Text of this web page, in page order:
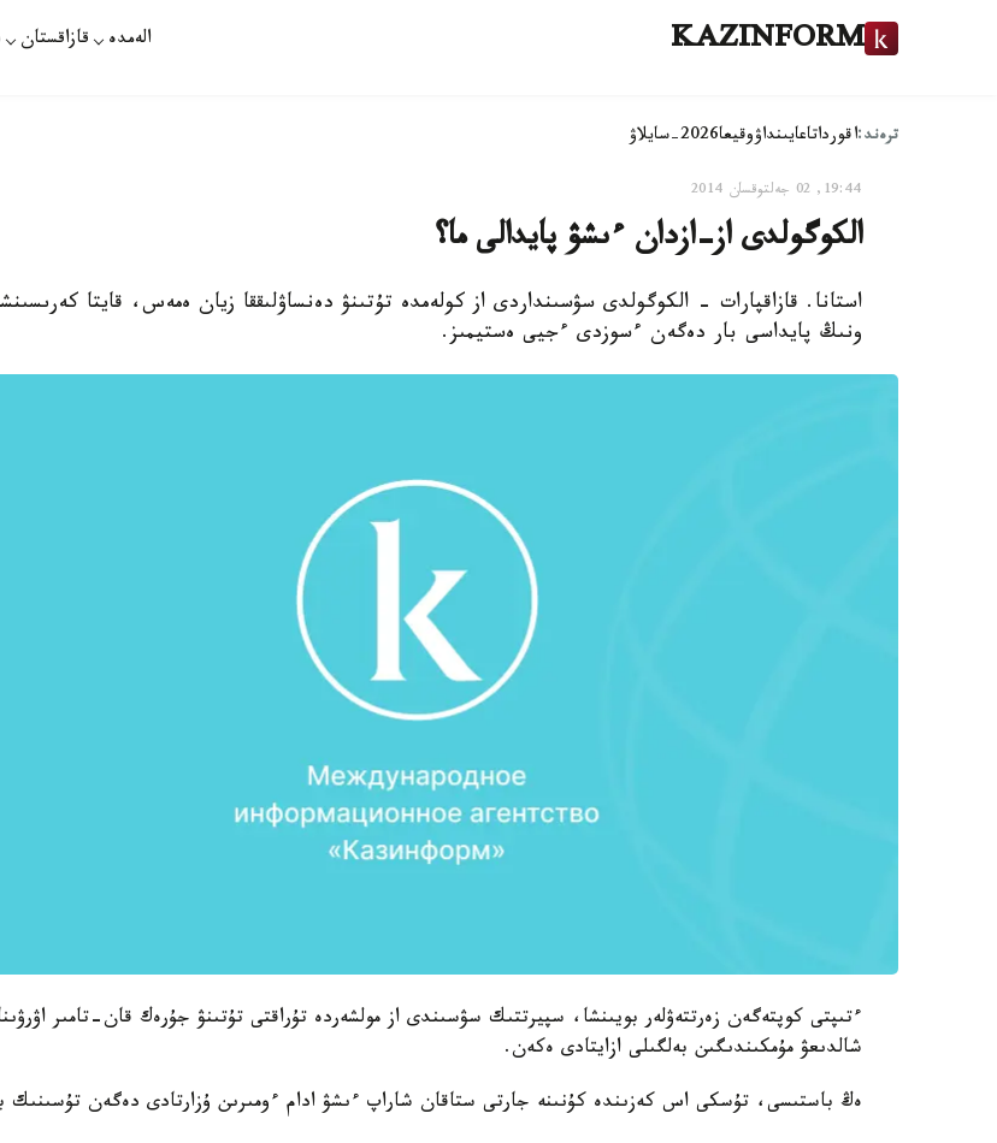
KAZINFORM الەمدە قازاقستان
ترەند:اقورداتاعايىنداۋوقيعا2026-سايلاۋ
19:44, 02 جەلتوقسان 2014
الكوگولدى از-ازدان ءىشۋ پايدالى ما؟
استانا. قازاقپارات - الكوگولدى سۋسىنداردى از كولەمدە تۇتىنۋ دەنساۋلىققا زيان ەمەس، قايتا
ونىڭ پايداسى بار دەگەن ءسوزدى ءجيى ەستيمىز.
ءتىپتى كوپتەگەن زەرتتەۋلەر بويىنشا، سپيرتتىك سۋسىندى از مولشەردە تۇراقتى تۇتىنۋ جۇرەك قان-تامىر
شالدىعۋ مۇمكىندىگىن بەلگىلى ازايتادى ەكەن.
ەڭ باستىسى، تۇسكى اس كەزىندە كۇنىنە جارتى ستاقان شاراپ ءىشۋ ادام ءومىرىن ۇزارتادى دەگەن تۇسىنىك